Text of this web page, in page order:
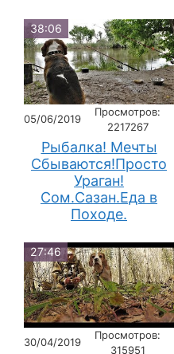
38:06
05/06/2019
Просмотров:
2217267
Рыбалка! Мечты
Сбываются!Просто
Ураган!
Сом.Сазан.Еда в
Походе.
27:46
30/04/2019
Просмотров:
315951